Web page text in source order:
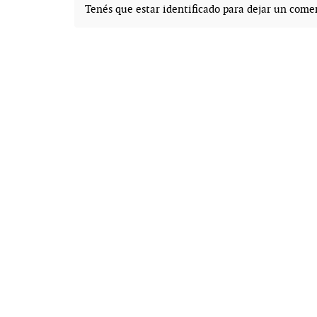
Tenés que estar identificadopara dejar un